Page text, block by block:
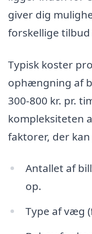
giver dig
forskellige
Typisk koster
ophængning af
300-800 kr. pr.
kompleksiteten
faktorer, der
Antallet af
op.
Type af væg